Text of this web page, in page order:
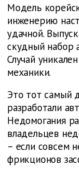
Модель
инженерию
удачной.
скудный набор
Случай
механики.
Это тот самый
разработали
Недомогания
владельцев
– если совсем
фрикционов